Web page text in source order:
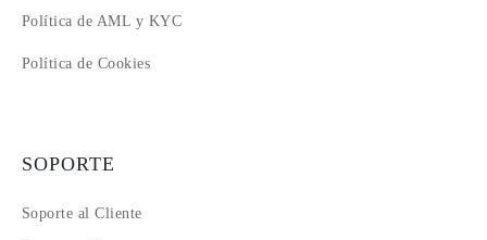
Política de AML y KYC
Política de Cookies
SOPORTE
Soporte al Cliente